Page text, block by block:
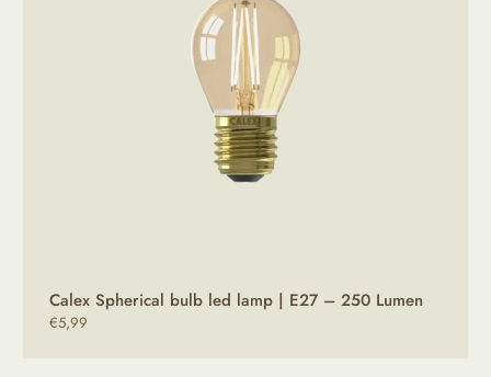
Calex Spherical bulb led lamp | E27 – 250 Lumen
€5,99